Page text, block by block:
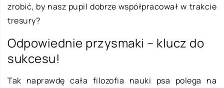
zrobić, by nasz pupil dobrze współpracował w trakcie
tresury?
Odpowiednie przysmaki – klucz do
sukcesu!
Tak naprawdę cała filozofia nauki psa polega na